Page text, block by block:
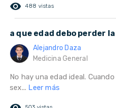
remove_red_eye 488 vistas
a que edad debo perder
Alejandro Daza
Medicina General
No hay una edad ideal.
sex... Leer más